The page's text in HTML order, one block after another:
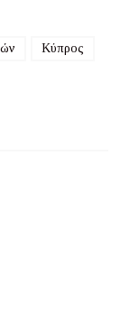
Κύπρος